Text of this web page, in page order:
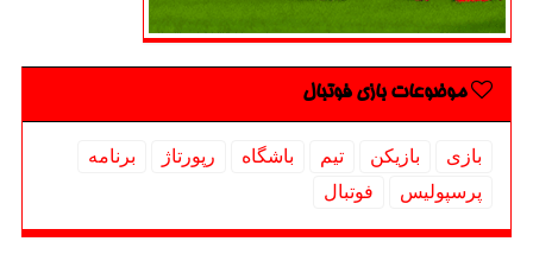
موضوعات بازی فوتبال
بازی بازیكن تیم باشگاه رپورتاژ
برنامه
پرسپولیس
فوتبال